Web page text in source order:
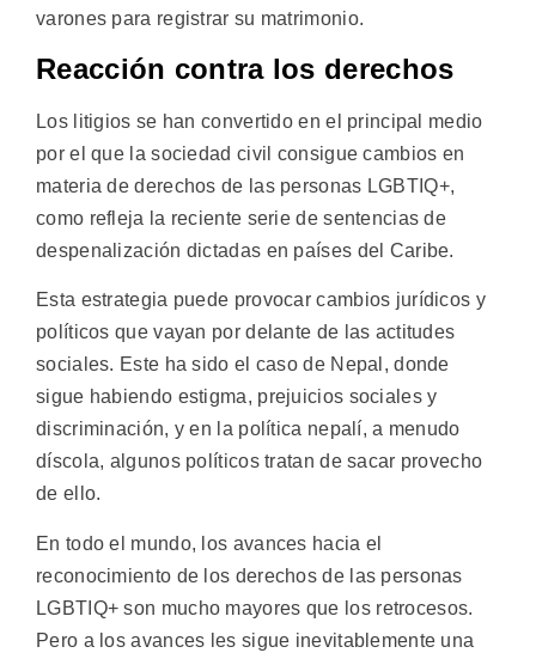
varones para registrar su matrimonio.
Reacción contra los derechos
Los litigios se han convertido en el principal medio
por el que la sociedad civil consigue cambios en
materia de derechos de las personas LGBTIQ+,
como refleja la reciente serie de sentencias de
despenalización dictadas en países del Caribe.
Esta estrategia puede provocar cambios jurídicos y
políticos que vayan por delante de las actitudes
sociales. Este ha sido el caso de Nepal, donde
sigue habiendo estigma, prejuicios sociales y
discriminación, y en la política nepalí, a menudo
díscola, algunos políticos tratan de sacar provecho
de ello.
En todo el mundo, los avances hacia el
reconocimiento de los derechos de las personas
LGBTIQ+ son mucho mayores que los retrocesos.
Pero a los avances les sigue inevitablemente una